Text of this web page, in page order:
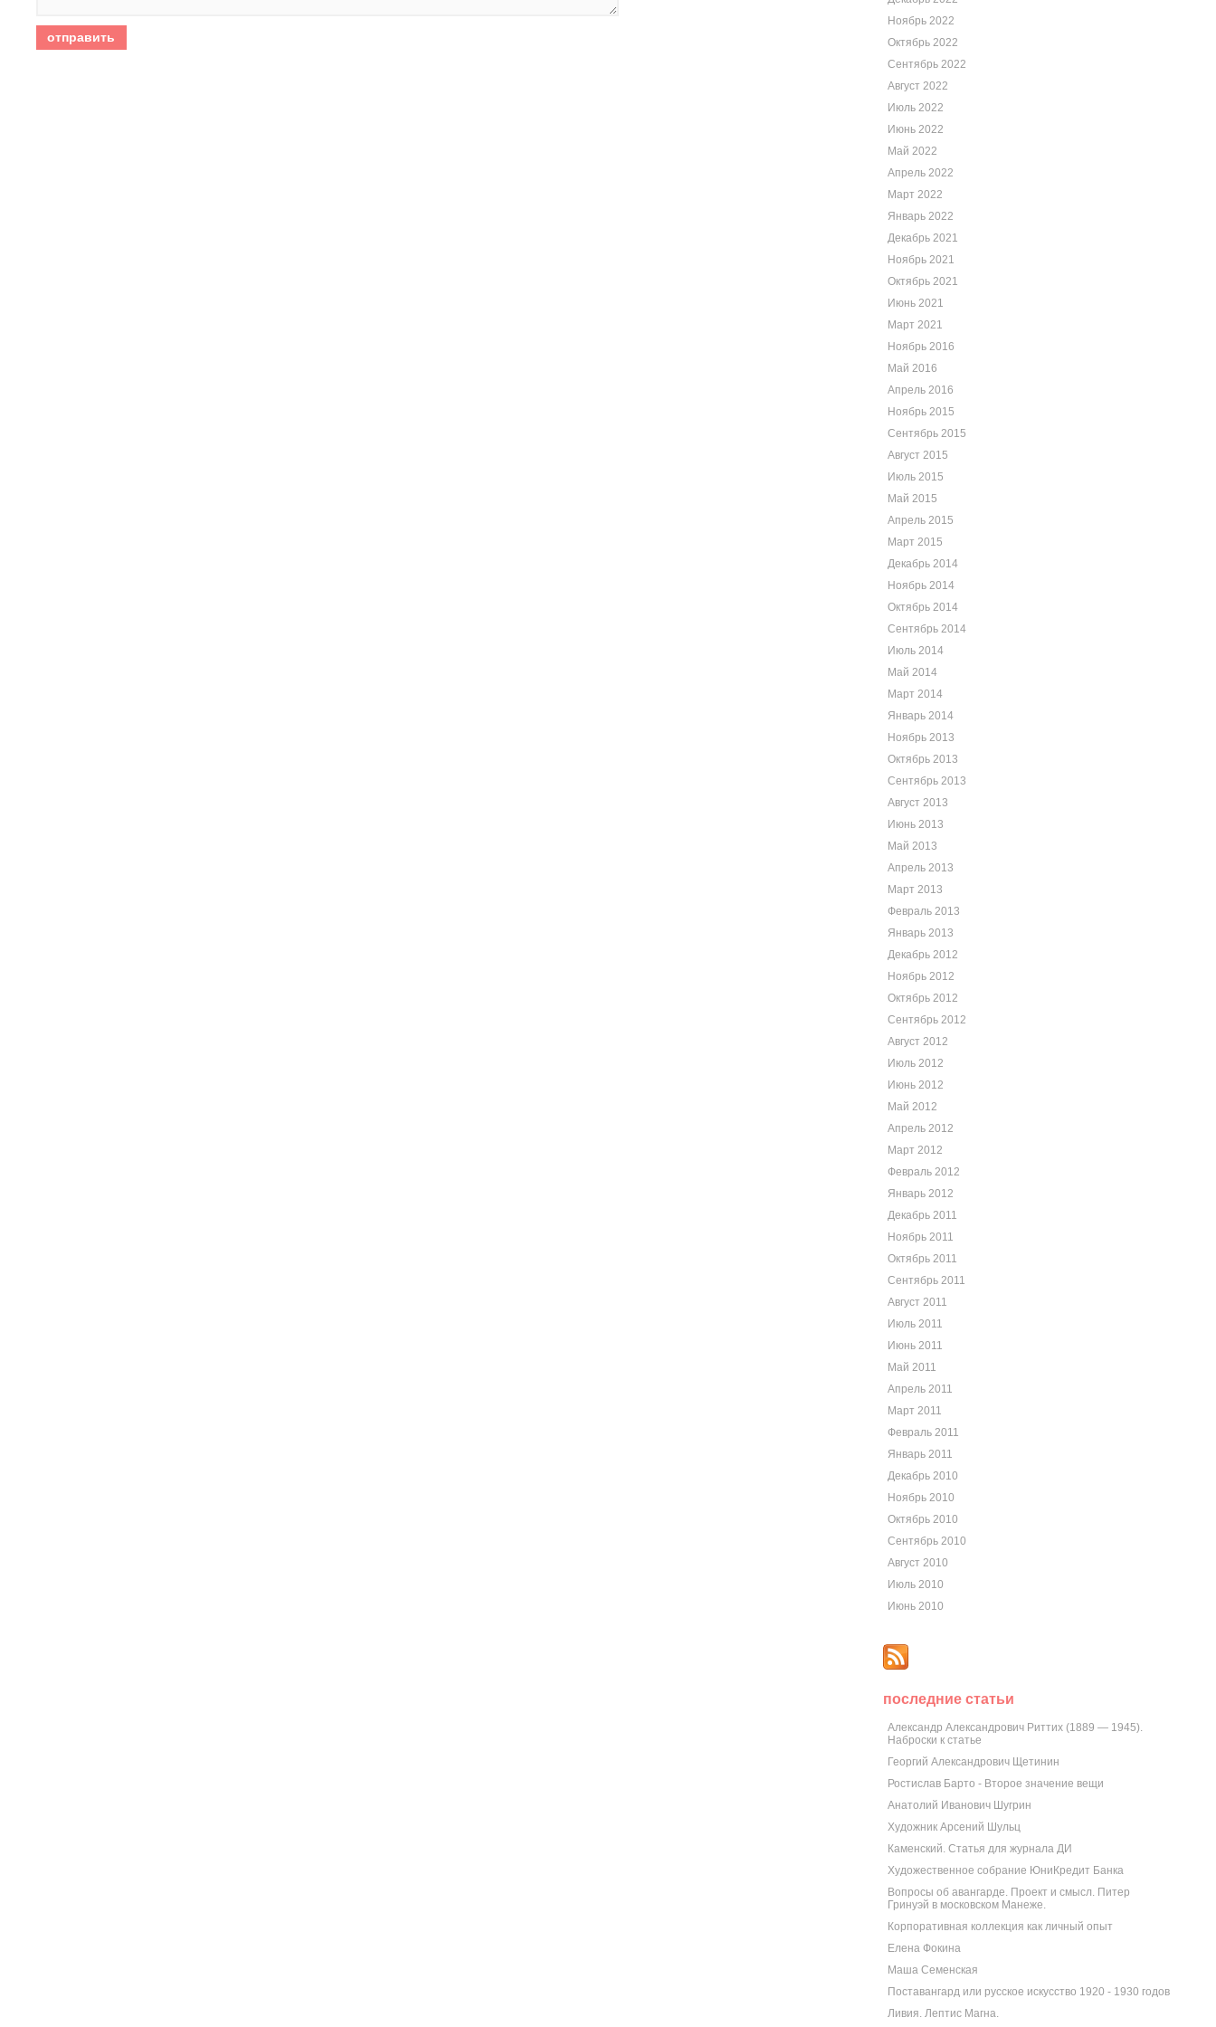
Ноябрь 2022
Октябрь 2022
Сентябрь 2022
Август 2022
Июль 2022
Июнь 2022
Май 2022
Апрель 2022
Март 2022
Январь 2022
Декабрь 2021
Ноябрь 2021
Октябрь 2021
Июнь 2021
Март 2021
Ноябрь 2016
Май 2016
Апрель 2016
Ноябрь 2015
Сентябрь 2015
Август 2015
Июль 2015
Май 2015
Апрель 2015
Март 2015
Декабрь 2014
Ноябрь 2014
Октябрь 2014
Сентябрь 2014
Июль 2014
Май 2014
Март 2014
Январь 2014
Ноябрь 2013
Октябрь 2013
Сентябрь 2013
Август 2013
Июнь 2013
Май 2013
Апрель 2013
Март 2013
Февраль 2013
Январь 2013
Декабрь 2012
Ноябрь 2012
Октябрь 2012
Сентябрь 2012
Август 2012
Июль 2012
Июнь 2012
Май 2012
Апрель 2012
Март 2012
Февраль 2012
Январь 2012
Декабрь 2011
Ноябрь 2011
Октябрь 2011
Сентябрь 2011
Август 2011
Июль 2011
Июнь 2011
Май 2011
Апрель 2011
Март 2011
Февраль 2011
Январь 2011
Декабрь 2010
Ноябрь 2010
Октябрь 2010
Сентябрь 2010
Август 2010
Июль 2010
Июнь 2010
последние статьи
Александр Александрович Риттих (1889 — 1945).
Наброски к статье
Георгий Александрович Щетинин
Ростислав Барто - Второе значение вещи
Анатолий Иванович Шугрин
Художник Арсений Шульц
Каменский. Статья для журнала ДИ
Художественное собрание ЮниКредит Банка
Вопросы об авангарде. Проект и смысл. Питер
Гринуэй в московском Манеже.
Корпоративная коллекция как личный опыт
Елена Фокина
Маша Семенская
Поставангард или русское искусство 1920 - 1930 годов
Ливия. Лептис Магна.